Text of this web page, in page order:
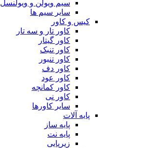
سیم ویولن و ویولنسل
سایر سیم ها
کیس و کاور
کاور تار و سه تار
کاور گیتار
کاور تنبک
کاور تنبور
کاور دف
کاور عود
کاور کمانچه
کاور نی
سایر کاورها
پایه آلات
پایه ساز
پایه نت
زیرپایی